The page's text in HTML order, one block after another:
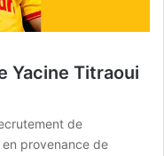
Yacine Titraoui
de
en provenance de